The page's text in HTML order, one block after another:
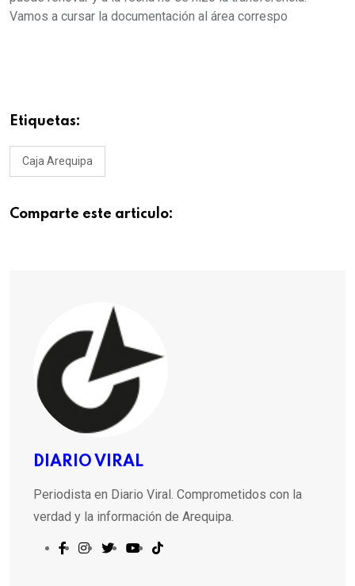
Vamos a cursar la documentación al área correspo
Etiquetas:
Caja Arequipa
Comparte este articulo:
DIARIO VIRAL
Periodista en Diario Viral. Comprometidos con la
verdad y la información de Arequipa.